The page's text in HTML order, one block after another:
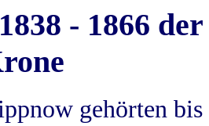
- 1866
gehörten